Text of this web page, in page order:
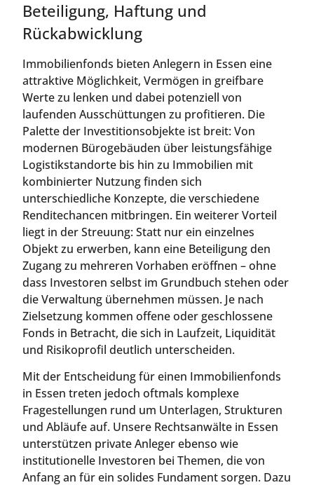
Beteiligung, Haftung und
Rückabwicklung
Immobilienfonds bieten Anlegern in Essen eine
attraktive Möglichkeit, Vermögen in greifbare
Werte zu lenken und dabei potenziell von
laufenden Ausschüttungen zu profitieren. Die
Palette der Investitionsobjekte ist breit: Von
modernen Bürogebäuden über leistungsfähige
Logistikstandorte bis hin zu Immobilien mit
kombinierter Nutzung finden sich
unterschiedliche Konzepte, die verschiedene
Renditechancen mitbringen. Ein weiterer Vorteil
liegt in der Streuung: Statt nur ein einzelnes
Objekt zu erwerben, kann eine Beteiligung den
Zugang zu mehreren Vorhaben eröffnen – ohne
dass Investoren selbst im Grundbuch stehen oder
die Verwaltung übernehmen müssen. Je nach
Zielsetzung kommen offene oder geschlossene
Fonds in Betracht, die sich in Laufzeit, Liquidität
und Risikoprofil deutlich unterscheiden.
Mit der Entscheidung für einen Immobilienfonds
in Essen treten jedoch oftmals komplexe
Fragestellungen rund um Unterlagen, Strukturen
und Abläufe auf. Unsere Rechtsanwälte in Essen
unterstützen private Anleger ebenso wie
institutionelle Investoren bei Themen, die von
Anfang an für ein solides Fundament sorgen. Dazu